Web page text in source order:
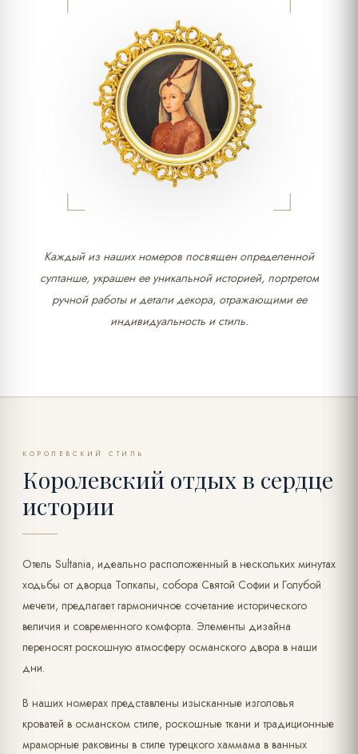
Каждый из наших номеров посвящен определенной
султанше, украшен ее уникальной историей, портретом
ручной работы и детали декора, отражающими ее
индивидуальность и стиль.
КОРОЛЕВСКИЙ СТИЛЬ
Королевский отдых в сердце
истории
Отель Sultania, идеально расположенный в нескольких минутах
ходьбы от дворца Топкапы, собора Святой Софии и Голубой
мечети, предлагает гармоничное сочетание исторического
величия и современного комфорта. Элементы дизайна
переносят роскошную атмосферу османского двора в наши
дни.
В наших номерах представлены изысканные изголовья
кроватей в османском стиле, роскошные ткани и традиционные
мраморные раковины в стиле турецкого хаммама в ванных